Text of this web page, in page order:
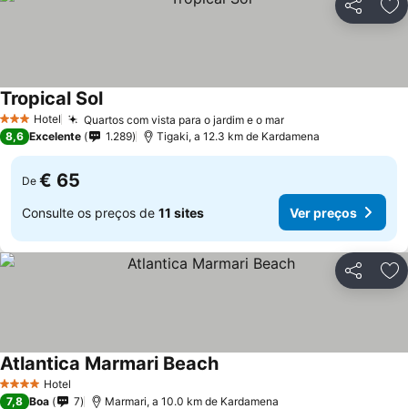
Partilhar
3 EstrelasHotel Quartos com vista para o jardim e o mar
Tropical Sol
8,6 Excelente 1.289 Tigaki, a 12.3 km de Kardamena
De € 65
Consulte os preços de 11 sites Ver preços
Partilhar
4 EstrelasHotel
Atlantica Marmari Beach
7,8 Boa 7 Marmari, a 10.0 km de Kardamena